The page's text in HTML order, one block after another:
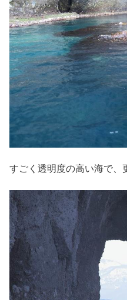
すごく透明度の高い海で、